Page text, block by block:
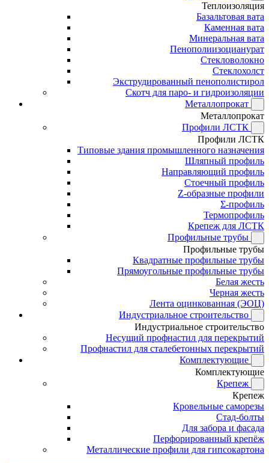
Теплоизоляция
Базальтовая вата
Каменная вата
Минеральная вата
Пенополиизоцианурат
Стекловолокно
Стеклохолст
Экструдированный пенополистирол
Скотч для паро- и гидроизоляции
Металлопрокат
Металлопрокат
Профили ЛСТК
Профили ЛСТК
Типовые здания промышленного назначения
Шляпный профиль
Направляющий профиль
Стоечный профиль
Z-образные профили
Σ-профиль
Термопрофиль
Крепеж для ЛСТК
Профильные трубы
Профильные трубы
Квадратные профильные трубы
Прямоугольные профильные трубы
Белая жесть
Черная жесть
Лента оцинкованная (ЭОЦ)
Индустриальное строительство
Индустриальное строительство
Несущий профнастил для перекрытий
Профнастил для сталебетонных перекрытий
Комплектующие
Комплектующие
Крепеж
Крепеж
Кровельные саморезы
Стад-болты
Для забора и фасада
Перфорированный крепёж
Металлические профили для гипсокартона